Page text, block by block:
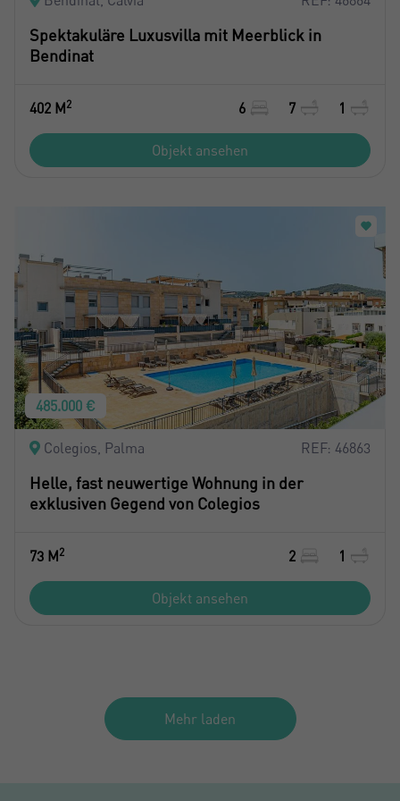
Spektakuläre Luxusvilla mit Meerblick in
Bendinat
402 M2 6 7 1
Objekt ansehen
485.000 €
Colegios, Palma REF: 46863
Helle, fast neuwertige Wohnung in der
exklusiven Gegend von Colegios
73 M2 2 1
Objekt ansehen
Mehr laden